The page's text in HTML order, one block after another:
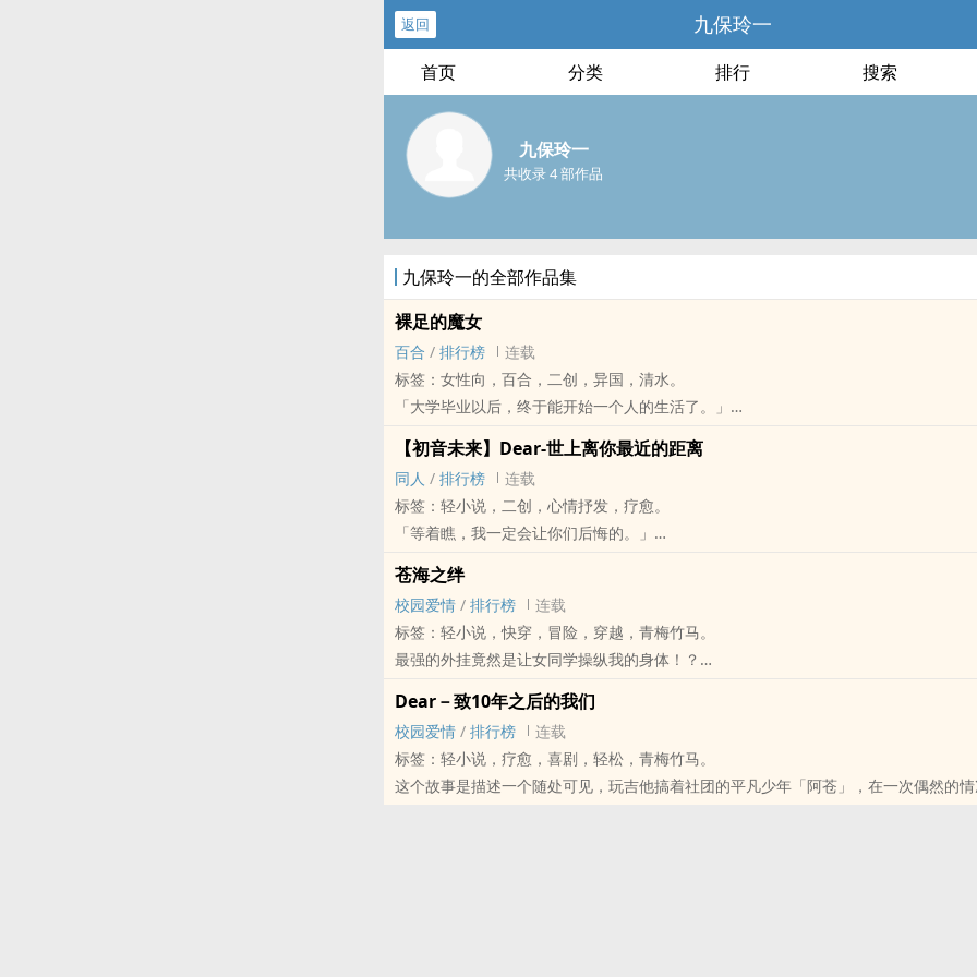
返回 九保玲一
首页 分类 排行 搜索
九保玲一
共收录 4 部作品
九保玲一的全部作品集
裸足的魔女
百合 / 排行榜
连载
标签：女性向，百合，二创，异国，清水。
「大学毕业以后，终于能开始一个人的生活了。」
纯希，原本只是普通的大学生，然而却意外的租了一栋奇怪的房子而来到奇怪的世界。
房东自称这里为魔女的庭院，不需要房租也不需要打理，只要寄居在这里就好。
原以为只是个环境开放，庭院辽阔的地方，当纯希将行李都处理好之后......，异变开始
纯希来到了货真价实的异世界。
而且，自己似乎被当成了无事不晓的魔女。
魔女的庭院，今天也如常的飘来红茶与饼干的香气。
【初音未来】Dear-世上离你最近的距离
同人 / 排行榜
连载
标签：轻小说，二创，心情抒发，疗愈。
「等着瞧，我一定会让你们后悔的。」
怀着满腔热血来到大公司就职十年的音乐制作人「P」，
因为再也无法忍受公司那些包装偶像的信条，决心离开公司。
在这样的他面前，出现了一位街头演唱的少女－－不，正确来说并不是少女。
她的名字是「初音未来」。
相隔十年的相遇与重逢，命运的相会不只连结过去，更能改变未来。
「如果你无法让心爱的女孩继续微笑，你愿意放开她的手吗？」
这是，传达自一百年前的思念。
地表最强歌姬「初音未来」，
为您歌咏世上最遥远的乐曲。
苍海之绊
校园爱情 / 排行榜
连载
标签：轻小说，快穿，冒险，穿越，青梅竹马。
最强的外挂竟然是让女同学操纵我的身体！？
刚升上国中二年级的时候。
总是在班上文静不爱说话，一放学就回家作完功课的晓海，
与一放学回家就打开游戏机的阿苍，
虽然一直都在同一班，但本应绝对不会有交集的两人，却在某一次放学后的雨天，在地
门口相识了。
Dear－致10年之后的我们
校园爱情 / 排行榜
连载
标签：轻小说，疗愈，喜剧，轻松，青梅竹马。
这个故事是描述一个随处可见，玩吉他搞着社团的平凡少年「阿苍」，在一次偶然的情